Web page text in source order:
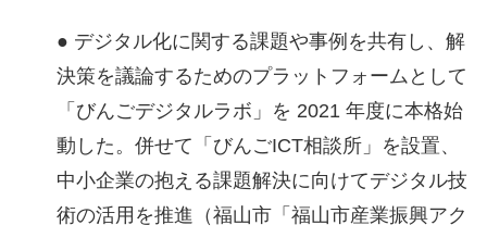
● デジタル化に関する課題や事例を共有し、解
決策を議論するためのプラットフォームとして
「びんごデジタルラボ」を 2021 年度に本格始
動した。併せて「びんごICT相談所」を設置、
中小企業の抱える課題解決に向けてデジタル技
術の活用を推進（福山市「福山市産業振興アク